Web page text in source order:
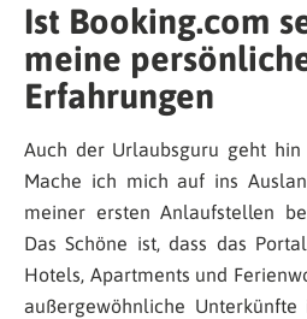
Ist Booking.com
meine
Erfahrungen
Auch der Urlaubsguru geht
Mache ich mich auf ins
meiner ersten Anlaufstellen
Das Schöne ist, dass das
Hotels, Apartments und
außergewöhnliche